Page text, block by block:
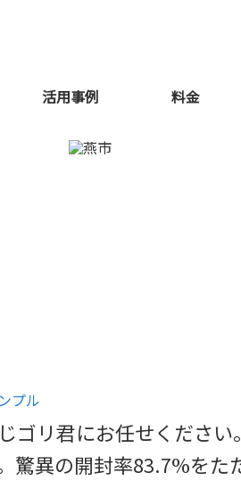
活用事例 料金
ゴリ君にお任せくださ
驚異の開封率83.7%を